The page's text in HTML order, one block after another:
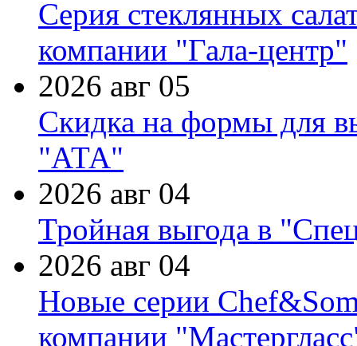
Серия стеклянных
компании "Гала-центр"
2026 авг 05
Скидка на формы для
"АТА"
2026 авг 04
Тройная выгода в
2026 авг 04
Новые серии
компании